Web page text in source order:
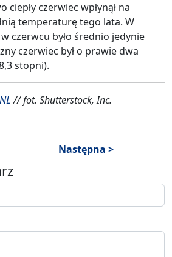
ciepły czerwiec wpłynął na
temperaturę tego lata. W
czerwcu było średnio jedynie
czerwiec był o prawie dwa
stopni).
// fot. Shutterstock, Inc.
Następna >